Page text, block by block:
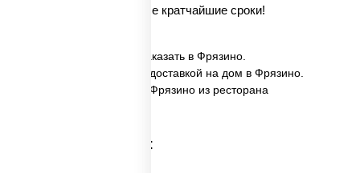
осуществляется в самые кратчайшие сроки!
✅ Сомен с креветками заказать в Фрязино.
✅ Сомен с креветками с доставкой на дом в Фрязино.
✅ Сомен с креветками в Фрязино из ресторана
Категории товара: